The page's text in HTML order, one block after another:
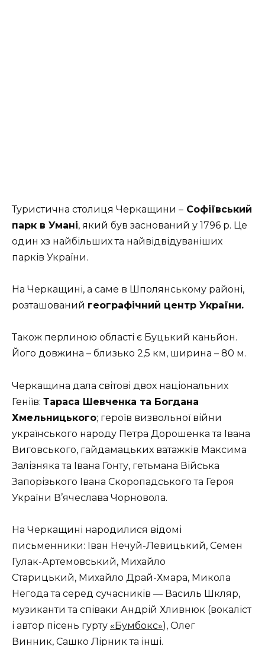
Туристична столиця Черкащини – Софіївський
парк в Умані, який був заснований у 1796 р. Це
один хз найбільших та найвідвідуваніших
парків України.
На Черкащині, а саме в Шполянському районі,
розташований географічний центр України.
Також перлиною області є Буцький каньйон.
Його довжина – близько 2,5 км, ширина – 80 м.
Черкащина дала світові двох національних
Геніїв: Тараса Шевченка та Богдана
Хмельницького; героїв визвольної війни
українського народу Петра Дорошенка та Івана
Виговського, гайдамацьких ватажків Максима
Залізняка та Івана Гонту, гетьмана Війська
Запорізького Івана Скоропадського та Героя
України В’ячеслава Чорновола.
На Черкащині народилися відомі
письменники: Іван Нечуй-Левицький, Семен
Гулак-Артемовський, Михайло
Старицький, Михайло Драй-Хмара, Микола
Негода та серед сучасників — Василь Шкляр,
музиканти та співаки Андрій Хливнюк (вокаліст
і автор пісень гурту «Бумбокс»), Олег
Винник, Сашко Лірник та інші.